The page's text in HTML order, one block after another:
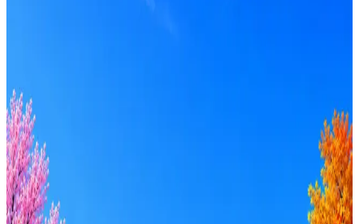
Формат
Удалённо
Грейд
Intern
Зарплата
от 50к
от 350к